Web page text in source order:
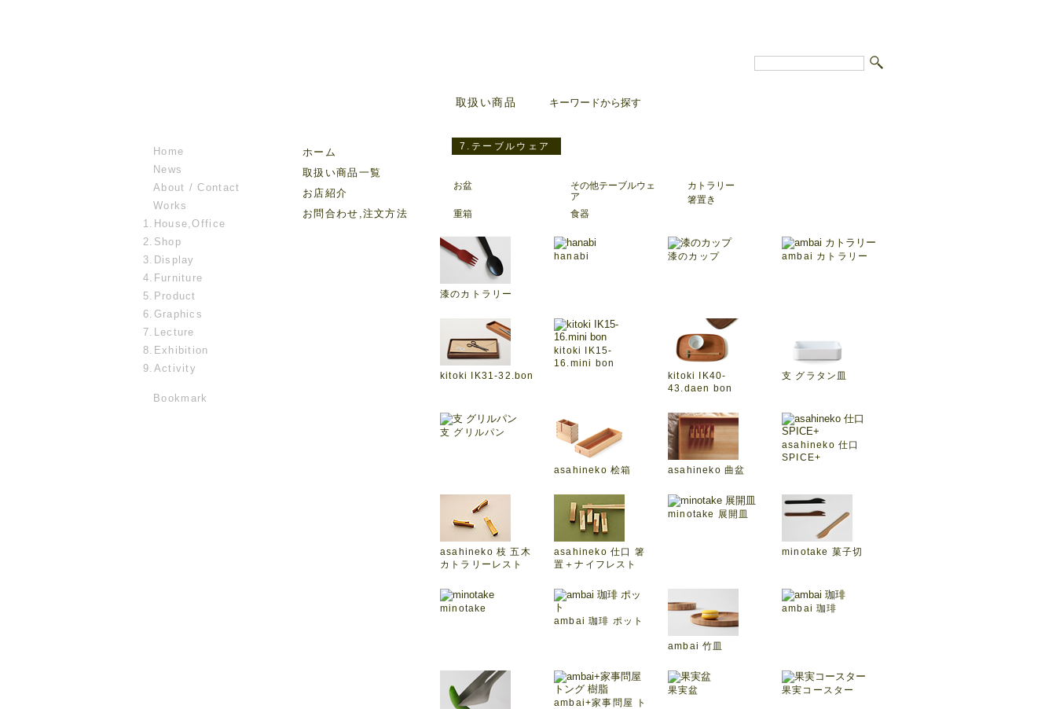
Home
News
About / Contact
Works
1.House,Office
2.Shop
3.Display
4.Furniture
5.Product
6.Graphics
7.Lecture
8.Exhibition
9.Activity
Bookmark
ホーム
取扱い商品一覧
お店紹介
お問合わせ,注文方法
取扱い商品 キーワードから探す
7.テーブルウェア
お盆
その他テーブルウェ
ア
カトラリー
箸置き
重箱
食器
漆のカトラリー
hanabi 漆のカップ ambai カトラリー
kitoki IK31-32.bon
kitoki IK15-
16.mini bon
kitoki IK40-
43.daen bon
支 グラタン皿
支 グリルパン
asahineko 桧箱 asahineko 曲盆
asahineko 仕口
SPICE+
asahineko 枝 五木
カトラリーレスト
asahineko 仕口 箸
置＋ナイフレスト
minotake 展開皿
minotake 菓子切
minotake
ambai 珈琲 ポット
ambai 竹皿
ambai 珈琲
ambai+家事問屋 ト
果実盆 果実コースター